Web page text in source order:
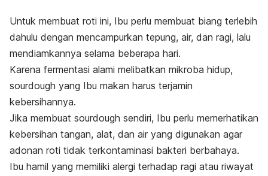
Untuk membuat roti ini, Ibu perlu membuat biang terlebih
dahulu dengan mencampurkan tepung, air, dan ragi, lalu
mendiamkannya selama beberapa hari.
Karena fermentasi alami melibatkan mikroba hidup,
sourdough yang Ibu makan harus terjamin
kebersihannya.
Jika membuat sourdough sendiri, Ibu perlu memerhatikan
kebersihan tangan, alat, dan air yang digunakan agar
adonan roti tidak terkontaminasi bakteri berbahaya.
Ibu hamil yang memiliki alergi terhadap ragi atau riwayat